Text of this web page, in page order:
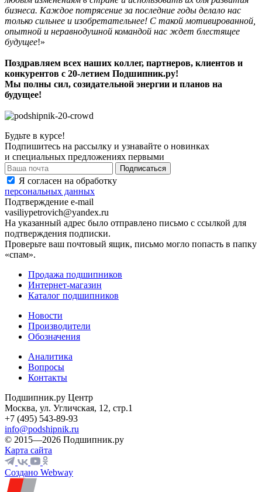
бизнеса. Каждое потрясение за последние годы делало нас
только сильнее и изобретательнее! С такой мотивированной,
опытной и неравнодушной командой нас ждет блестящее
будущее!»
Поздравляем всех наших коллег, партнеров, клиентов и
конкурентов с 20-летием Подшипник.ру!
Мы полны сил, созидательной энергии и планов на
будущее!
Будьте в курсе!
Подпишитесь на рассылку и узнавайте о новинках
и специальных предложениях первыми
Я согласен на обработку
персональных данных
Подтверждение e-mail
vasiliypetrovich@yandex.ru
На указанный адрес было отправлено письмо с ссылкой для
подтверждения подписки.
Проверьте ваш почтовый ящик, письмо могло попасть в папку
«спам».
Продажа подшипников
Интернет-магазин
Каталог подшипников
Новости
Производители
Обозначения
Аналитика
Вопросы
Контакты
Подшипник.ру Центр
Москва, ул. Угличская, 12, стр.1
+7 (495) 543-89-93
info@podshipnik.ru
© 2015—2026 Подшипник.ру
Карта сайта
Создано Webway